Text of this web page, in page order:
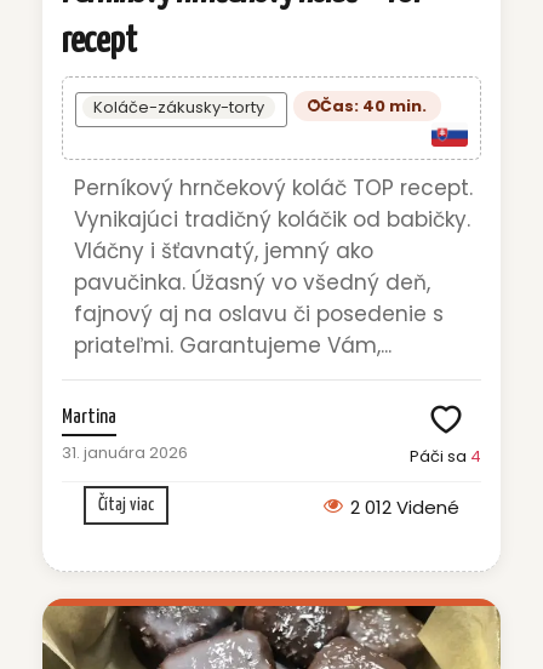
recept
Čas: 40 min.
Koláče-zákusky-torty
Perníkový hrnčekový koláč TOP recept.
Vynikajúci tradičný koláčik od babičky.
Vláčny i šťavnatý, jemný ako
pavučinka. Úžasný vo všedný deň,
fajnový aj na oslavu či posedenie s
priateľmi. Garantujeme Vám,...
Martina
31. januára 2026 Páči sa 4
Čítaj viac 2 012 Videné